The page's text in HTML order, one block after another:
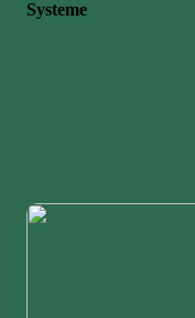
Systeme